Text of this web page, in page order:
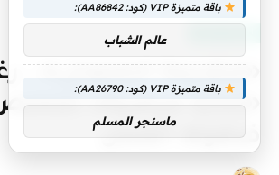
«متلازمة الافتعال»..
«إجازة مرضية»
ضغوط العمل
باقة متميزة VIP (كود: AA86842):
عالم الشباب
باقة متميزة VIP (كود: AA26790):
ماسنجر المسلم